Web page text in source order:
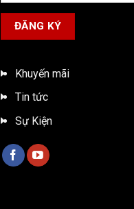
Khuyến mãi
Tin tức
Sự Kiện